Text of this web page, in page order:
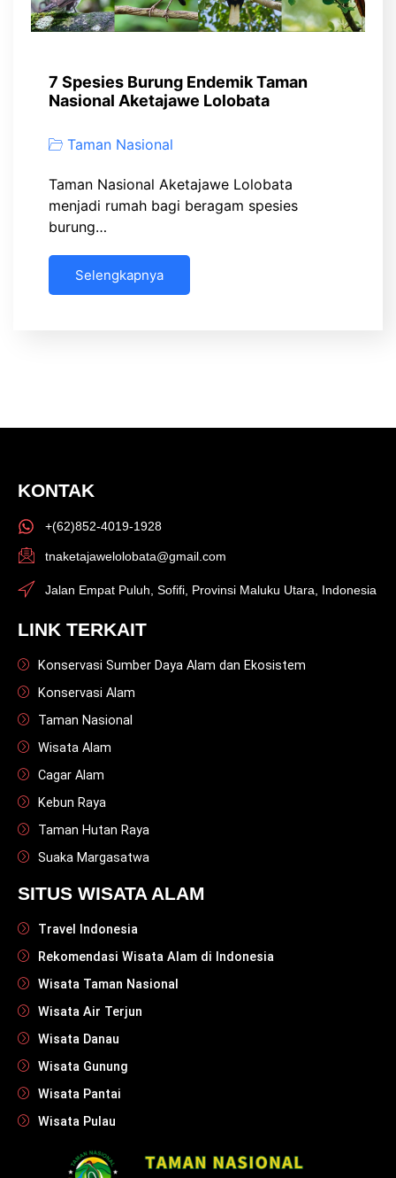
7 Spesies Burung Endemik Taman
Nasional Aketajawe Lolobata
Taman Nasional
Taman Nasional Aketajawe Lolobata
menjadi rumah bagi beragam spesies
burung…
Selengkapnya
KONTAK
+(62)852-4019-1928
tnaketajawelolobata@gmail.com
Jalan Empat Puluh, Sofifi, Provinsi Maluku Utara, Indonesia
LINK TERKAIT
Konservasi Sumber Daya Alam dan Ekosistem
Konservasi Alam
Taman Nasional
Wisata Alam
Cagar Alam
Kebun Raya
Taman Hutan Raya
Suaka Margasatwa
SITUS WISATA ALAM
Travel Indonesia
Rekomendasi Wisata Alam di Indonesia
Wisata Taman Nasional
Wisata Air Terjun
Wisata Danau
Wisata Gunung
Wisata Pantai
Wisata Pulau